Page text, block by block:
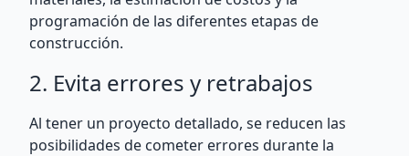
programación de las diferentes etapas de
construcción.
2. Evita errores y retrabajos
Al tener un proyecto detallado, se reducen las
posibilidades de cometer errores durante la